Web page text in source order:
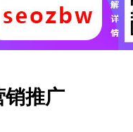
销推广